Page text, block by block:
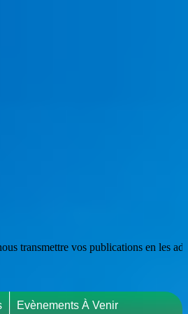
en les adressant à :
Evènements À Venir